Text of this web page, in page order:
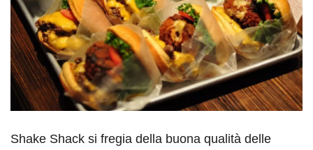
Shake Shack si fregia della buona qualità delle